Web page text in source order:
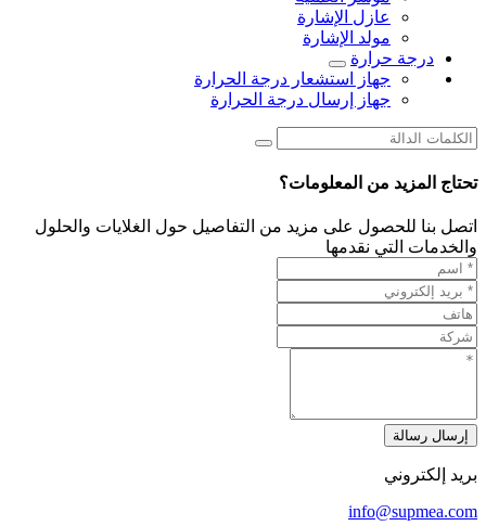
عازل الإشارة
مولد الإشارة
درجة حرارة
جهاز استشعار درجة الحرارة
جهاز إرسال درجة الحرارة
تحتاج المزيد من المعلومات؟
اتصل بنا للحصول على مزيد من التفاصيل حول الغلايات والحلول
والخدمات التي نقدمها
إرسال رسالة
بريد إلكتروني
info@supmea.com